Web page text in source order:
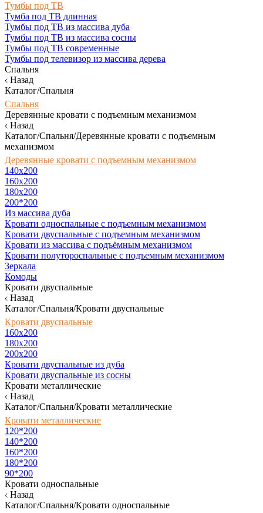
Тумбы под ТВ
Тумба под ТВ длинная
Тумбы под ТВ из массива дуба
Тумбы под ТВ из массива сосны
Тумбы под ТВ современные
Тумбы под телевизор из массива дерева
Спальня
Назад
Каталог/Спальня
Спальня
Деревянные кровати с подъемным механизмом
Назад
Каталог/Спальня/Деревянные кровати с подъемным
механизмом
Деревянные кровати с подъемным механизмом
140x200
160х200
180х200
200*200
Из массива дуба
Кровати односпальные с подъемным механизмом
Кровати двуспальные с подъемным механизмом
Кровати из массива с подъёмным механизмом
Кровати полутороспальные с подъемным механизмом
Зеркала
Комоды
Кровати двуспальные
Назад
Каталог/Спальня/Кровати двуспальные
Кровати двуспальные
160х200
180x200
200x200
Кровати двуспальные из дуба
Кровати двуспальные из сосны
Кровати металлические
Назад
Каталог/Спальня/Кровати металлические
Кровати металлические
120*200
140*200
160*200
180*200
90*200
Кровати односпальные
Назад
Каталог/Спальня/Кровати односпальные